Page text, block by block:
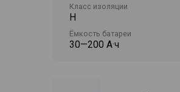
Класс изоляции
H
Ёмкость батареи
30—200 А·ч